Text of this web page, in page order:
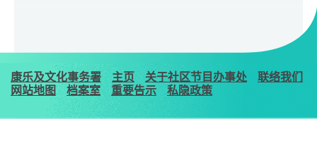
康乐及文化事务署 主页 关于社区节目办事处
联络我们
网站地图
档案室 重要告示 私隐政策